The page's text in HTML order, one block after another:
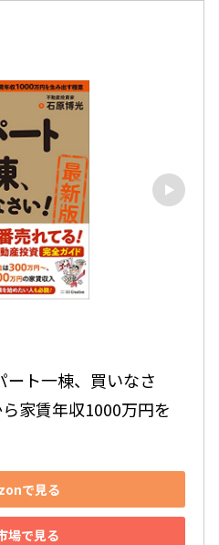
ート一棟、買いなさ
家賃年収1000万円を
で見る
場で見る